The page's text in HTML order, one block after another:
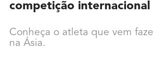
competição internacional
Conheça o atleta que vem
na Ásia.